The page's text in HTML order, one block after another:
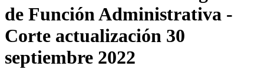
de Función Administrativa -
Corte actualización 30
septiembre 2022